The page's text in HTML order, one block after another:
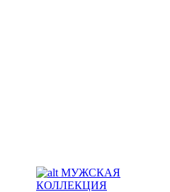
МУЖСКАЯ
КОЛЛЕКЦИЯ